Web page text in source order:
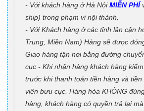
- Với khách hàng ở Hà NộiMIỄN PHÍ
ship) trong phạm vi nội thành.
- Với Khách hàng ở các tỉnh lân cận
Trung, Miền Nam) Hàng sẽ được
Giao hàng tận nơi bằng đường
cục - Khi nhận hàng khách hàng
trước khi thanh toán tiền hàng và tiền
viên bưu cục. Hàng hóa KHÔNG
hàng, khách hàng có quyền trả lại